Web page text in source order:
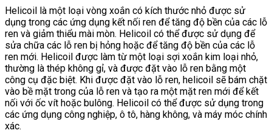
Helicoil là một loại vòng xoắn có kích thước nhỏ được sử
dụng trong các ứng dụng kết nối ren để tăng độ bền của các lỗ
ren và giảm thiểu mài mòn. Helicoil có thể được sử dụng để
sửa chữa các lỗ ren bị hỏng hoặc để tăng độ bền của các lỗ
ren mới. Helicoil được làm từ một loại sợi xoắn kim loại nhỏ,
thường là thép không gỉ, và được đặt vào lỗ ren bằng một
công cụ đặc biệt. Khi được đặt vào lỗ ren, helicoil sẽ bám chặt
vào bề mặt trong của lỗ ren và tạo ra một mặt ren mới để kết
nối với ốc vít hoặc bulông. Helicoil có thể được sử dụng trong
các ứng dụng công nghiệp, ô tô, hàng không, và máy móc chính
xác.